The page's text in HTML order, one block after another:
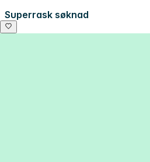
Superrask søknad